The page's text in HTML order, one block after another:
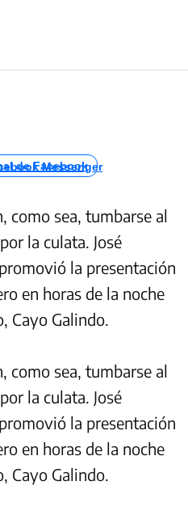
de Facebook
como sea, tumbarse al
la culata. José
la presentación
en horas de la noche
Cayo Galindo.
como sea, tumbarse al
la culata. José
la presentación
en horas de la noche
Cayo Galindo.